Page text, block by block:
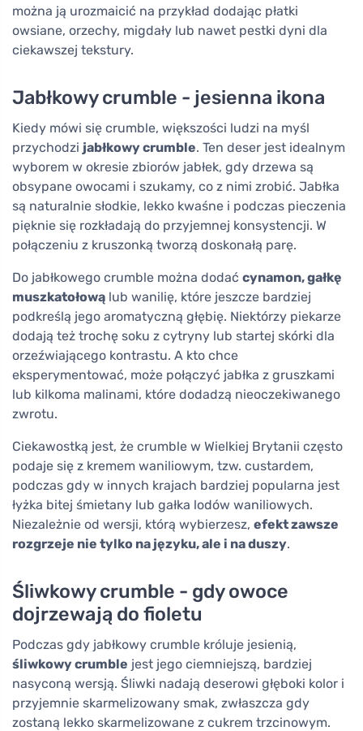
można ją urozmaicić na przykład dodając płatki
owsiane, orzechy, migdały lub nawet pestki dyni dla
ciekawszej tekstury.
Jabłkowy crumble - jesienna ikona
Kiedy mówi się crumble, większości ludzi na myśl
przychodzi jabłkowy crumble. Ten deser jest idealnym
wyborem w okresie zbiorów jabłek, gdy drzewa są
obsypane owocami i szukamy, co z nimi zrobić. Jabłka
są naturalnie słodkie, lekko kwaśne i podczas pieczenia
pięknie się rozkładają do przyjemnej konsystencji. W
połączeniu z kruszonką tworzą doskonałą parę.
Do jabłkowego crumble można dodać cynamon, gałkę
muszkatołową lub wanilię, które jeszcze bardziej
podkreślą jego aromatyczną głębię. Niektórzy piekarze
dodają też trochę soku z cytryny lub startej skórki dla
orzeźwiającego kontrastu. A kto chce
eksperymentować, może połączyć jabłka z gruszkami
lub kilkoma malinami, które dodadzą nieoczekiwanego
zwrotu.
Ciekawostką jest, że crumble w Wielkiej Brytanii często
podaje się z kremem waniliowym, tzw. custardem,
podczas gdy w innych krajach bardziej popularna jest
łyżka bitej śmietany lub gałka lodów waniliowych.
Niezależnie od wersji, którą wybierzesz, efekt zawsze
rozgrzeje nie tylko na języku, ale i na duszy.
Śliwkowy crumble - gdy owoce
dojrzewają do fioletu
Podczas gdy jabłkowy crumble króluje jesienią,
śliwkowy crumble jest jego ciemniejszą, bardziej
nasyconą wersją. Śliwki nadają deserowi głęboki kolor i
przyjemnie skarmelizowany smak, zwłaszcza gdy
zostaną lekko skarmelizowane z cukrem trzcinowym.